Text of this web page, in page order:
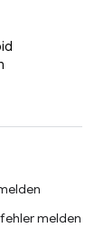
melden